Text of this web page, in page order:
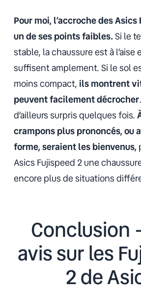
Pour moi, l’accroche des
un de ses points faibles.Si le
stable, la chaussure est à l’aise
suffisent amplement. Si le sol
moins compact,ils montrent
peuvent facilement décrocher
d’ailleurs surpris quelques fois.
crampons plus prononcés, ou
forme, seraient les bienvenus,
Asics Fujispeed 2 une
encore plus de situations
Conclusion
avis sur les
2 de